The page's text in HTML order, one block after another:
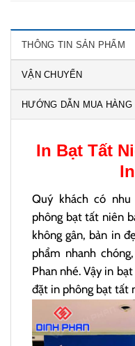
THÔNG TIN SẢN PHẨM
VẬN CHUYỂN
HƯỚNG DẪN MUA HÀNG
In Bạt Tất
Quý khách có
phông bạt tất niên
không gân, bản in
phẩm nhanh
Phan nhé. Vậy in
đặt in phông bạt tất